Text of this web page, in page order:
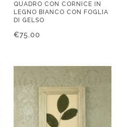
QUADRO CON CORNICE IN
LEGNO BIANCO CON FOGLIA
DI GELSO
€75.00